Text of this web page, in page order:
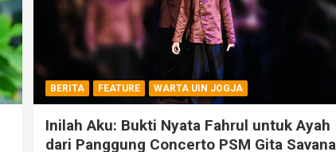
BERITA FEATURE WARTA UIN JOGJA
Inilah Aku: Bukti Nyata Fahrul untuk Ayah
dari Panggung Concerto PSM Gita Savana